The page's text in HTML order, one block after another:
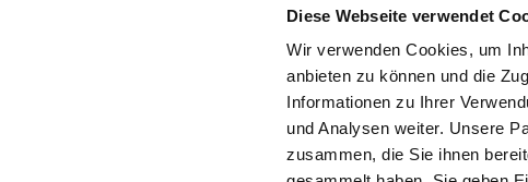
Diese Webseite verwendet
Wir verwenden Cookies, um
anbieten zu können und die
Informationen zu Ihrer
und Analysen weiter. Unsere
zusammen, die Sie ihnen